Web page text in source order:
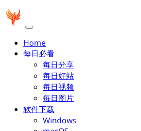
Home
每日必看
每日分享
每日好站
每日视频
每日图片
软件下载
Windows